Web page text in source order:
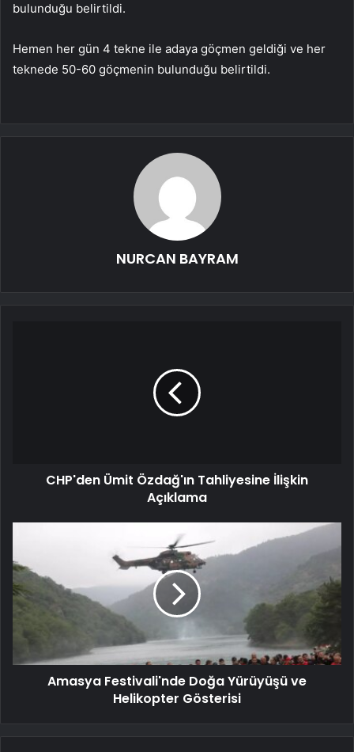
bulunduğu belirtildi.
Hemen her gün 4 tekne ile adaya göçmen geldiği ve her
teknede 50-60 göçmenin bulunduğu belirtildi.
NURCAN BAYRAM
CHP'den Ümit Özdağ'ın Tahliyesine İlişkin
Açıklama
Amasya Festivali'nde Doğa Yürüyüşü ve
Helikopter Gösterisi